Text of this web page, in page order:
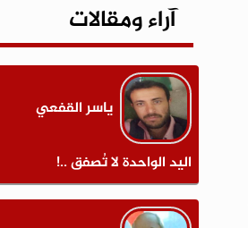
آراء ومقالات
ياسر القفعي
اليد الواحدة لا تُصفق ..!